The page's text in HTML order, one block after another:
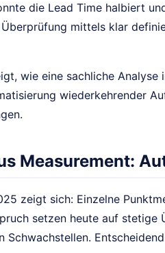
die Lead Time halbiert
mittels klar
wie eine sachliche
wiederkehrender
Measurement:
zeigt sich: Einzelne
setzen heute auf
Schwachstellen.